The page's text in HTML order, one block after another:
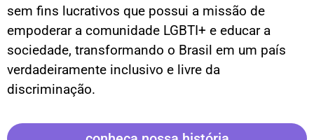
sem fins lucrativos que possui a missão de
empoderar a comunidade LGBTI+ e educar a
sociedade, transformando o Brasil em um país
verdadeiramente inclusivo e livre da
discriminação.